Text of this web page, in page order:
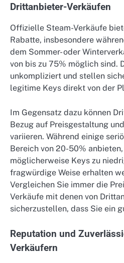
Drittanbieter-Verkäufen
Offizielle Steam-Verkäufe
Rabatte, insbesondere
dem Sommer- oder
von bis zu 75% möglich sind.
unkompliziert und stellen
legitime Keys direkt von der
Im Gegensatz dazu können
Bezug auf Preisgestaltung
variieren. Während einige
Bereich von 20-50%
möglicherweise Keys zu
fragwürdige Weise erhalten
Vergleichen Sie immer die
Verkäufe mit denen von
sicherzustellen, dass Sie ein
Reputation und
Verkäufern